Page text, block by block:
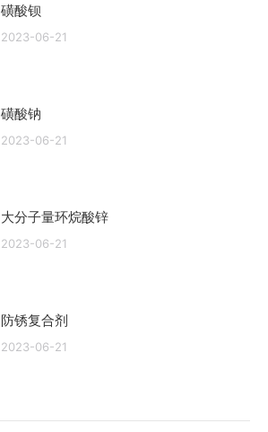
磺酸钡
2023-06-21
磺酸钠
2023-06-21
大分子量环烷酸锌
2023-06-21
防锈复合剂
2023-06-21